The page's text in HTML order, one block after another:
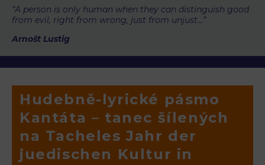
“A person is only human when they can distinguish good
from evil, right from wrong, just from unjust…”
Arnošt Lustig
Hudebně-lyrické pásmo
Kantáta – tanec šílených
na Tacheles Jahr der
juedischen Kultur in